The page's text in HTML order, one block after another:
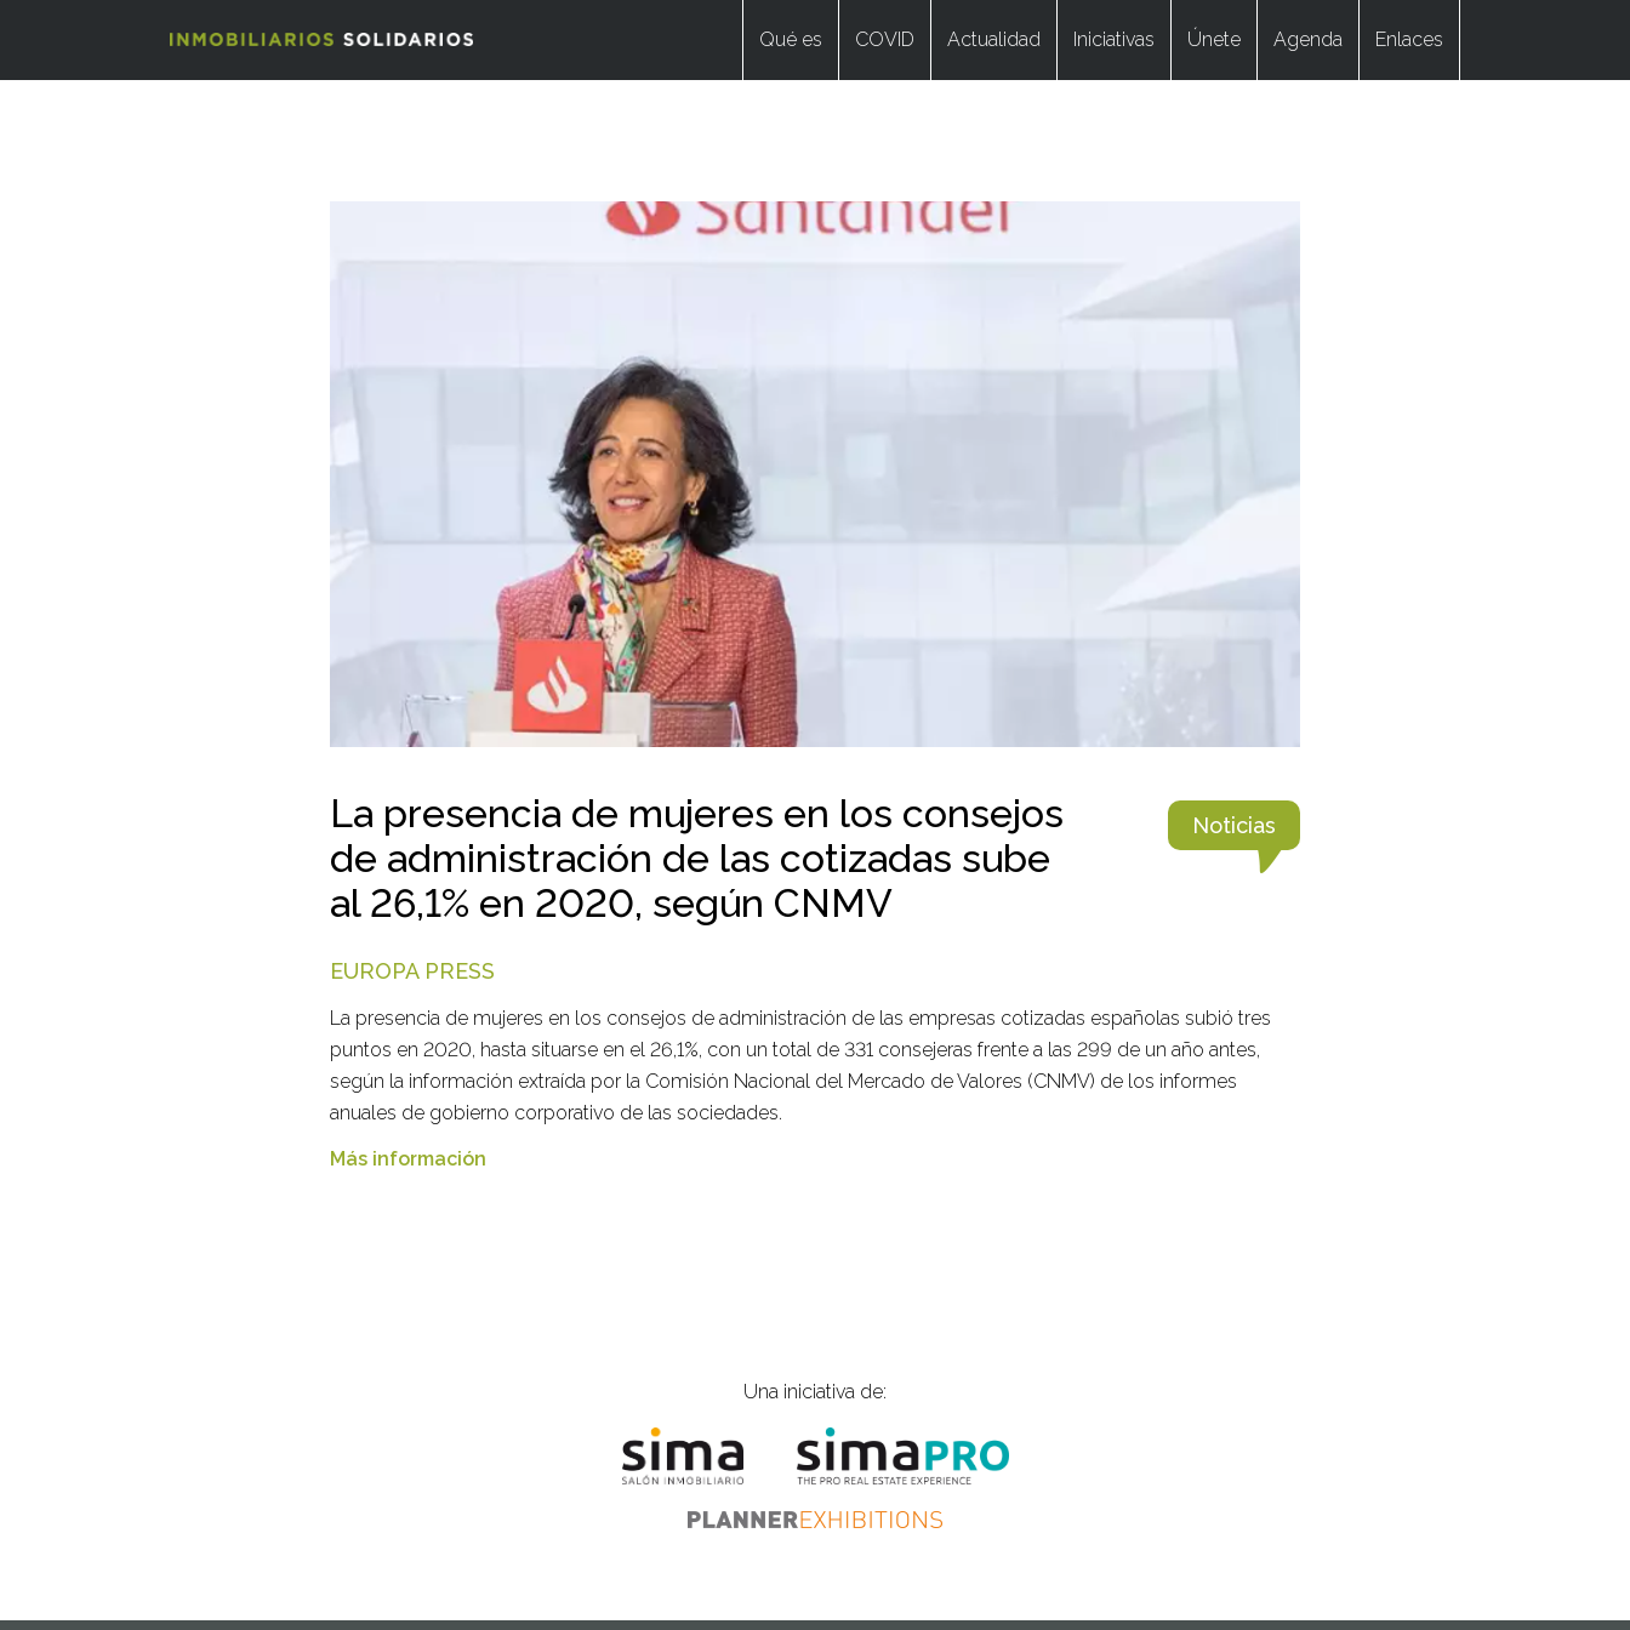
Qué es COVID Actualidad Iniciativas Únete Agenda Enlaces
La presencia de mujeres en los consejos
de administración de las cotizadas sube
al 26,1% en 2020, según CNMV
Noticias
EUROPA PRESS
La presencia de mujeres en los consejos de administración de las empresas cotizadas españolas subió tres
puntos en 2020, hasta situarse en el 26,1%, con un total de 331 consejeras frente a las 299 de un año antes,
según la información extraída por la Comisión Nacional del Mercado de Valores (CNMV) de los informes
anuales de gobierno corporativo de las sociedades.
Más información
Una iniciativa de: